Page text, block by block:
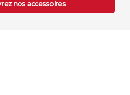
nos accessoires